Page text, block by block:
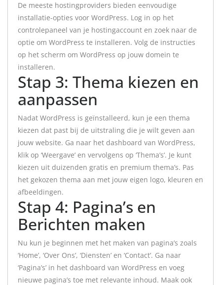
De meeste hostingproviders bieden eenvoudige
installatie-opties voor WordPress. Log in op het
controlepaneel van je hostingaccount en zoek naar de
optie om WordPress te installeren. Volg de instructies
op het scherm om WordPress op jouw domein te
installeren.
Stap 3: Thema kiezen en
aanpassen
Nadat WordPress is geïnstalleerd, kun je een thema
kiezen dat past bij de uitstraling die je wilt geven aan
jouw website. Ga naar het dashboard van WordPress,
klik op ‘Weergave’ en vervolgens op ‘Thema’s’. Je kunt
kiezen uit duizenden gratis en premium thema’s. Pas
het gekozen thema aan met jouw eigen logo, kleuren en
afbeeldingen.
Stap 4: Pagina’s en
Berichten maken
Nu kun je beginnen met het maken van pagina’s zoals
‘Home’, ‘Over Ons’, ‘Diensten’ en ‘Contact’. Ga naar
‘Pagina’s’ in het dashboard van WordPress en voeg
nieuwe pagina’s toe met relevante inhoud. Maak ook